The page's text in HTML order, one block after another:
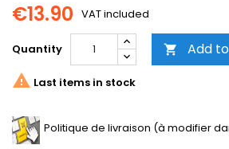
€13.90 VAT included
Quantity  Add
 Last items in stock
Politique de livraison (à modifier